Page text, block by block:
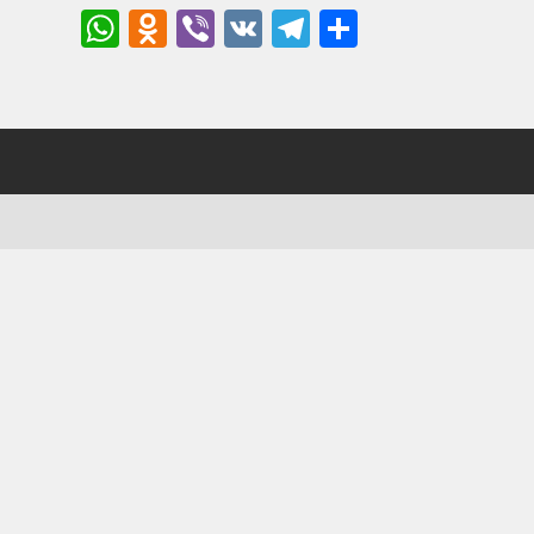
WhatsApp
Odnoklassniki
Viber
VK Telegram